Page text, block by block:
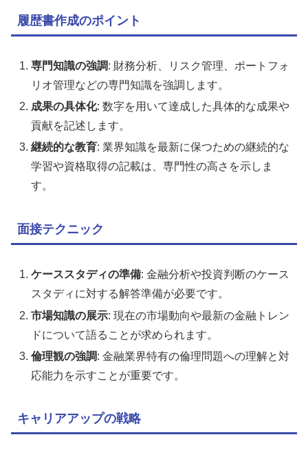
履歴書作成のポイント
専門知識の強調: 財務分析、リスク管理、ポートフォ
リオ管理などの専門知識を強調します。
成果の具体化: 数字を用いて達成した具体的な成果や
貢献を記述します。
継続的な教育: 業界知識を最新に保つための継続的な
学習や資格取得の記載は、専門性の高さを示しま
す。
面接テクニック
ケーススタディの準備: 金融分析や投資判断のケース
スタディに対する解答準備が必要です。
市場知識の展示: 現在の市場動向や最新の金融トレン
ドについて語ることが求められます。
倫理観の強調: 金融業界特有の倫理問題への理解と対
応能力を示すことが重要です。
キャリアアップの戦略